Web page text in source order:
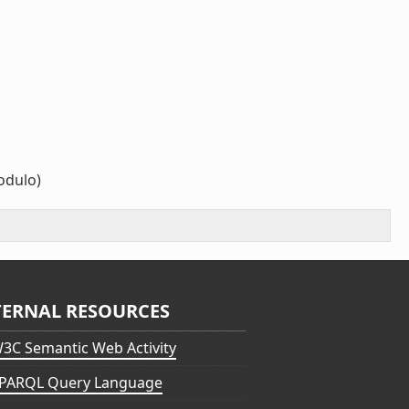
RESOURCES
Semantic Web Activity
Query Language